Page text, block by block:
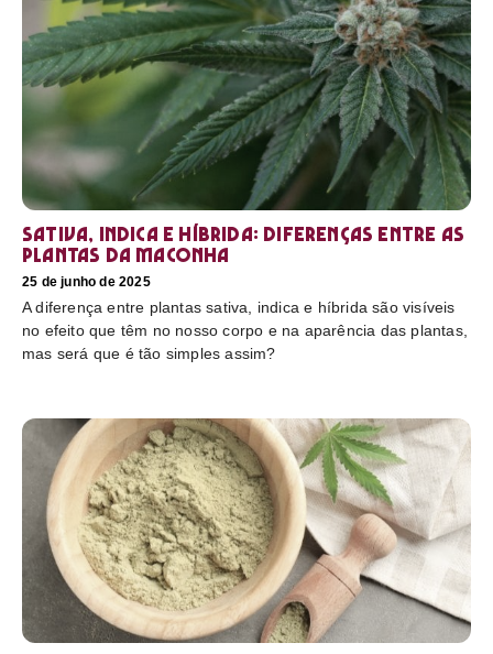
Sativa, Indica e Híbrida: diferenças entre as
plantas da maconha
25 de junho de 2025
A diferença entre plantas sativa, indica e híbrida são visíveis
no efeito que têm no nosso corpo e na aparência das plantas,
mas será que é tão simples assim?